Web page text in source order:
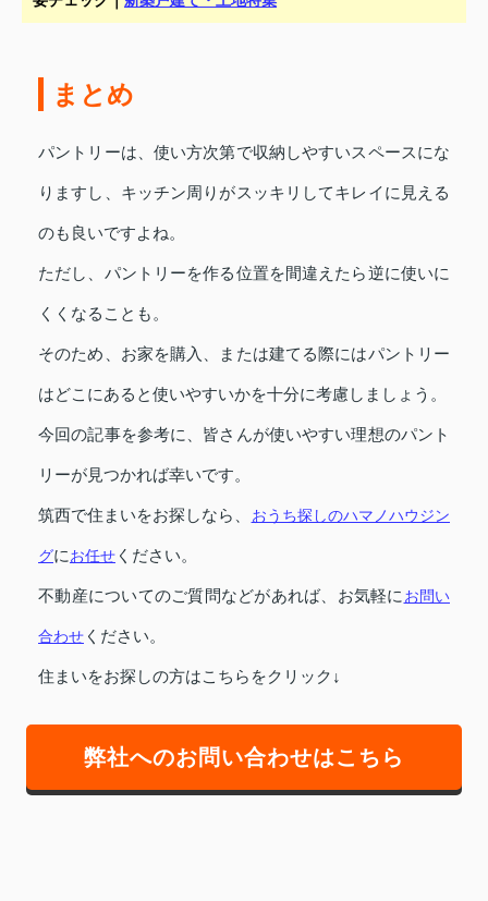
まとめ
パントリーは、使い方次第で収納しやすいスペースにな
りますし、キッチン周りがスッキリしてキレイに見える
のも良いですよね。
ただし、パントリーを作る位置を間違えたら逆に使いに
くくなることも。
そのため、お家を購入、または建てる際にはパントリー
はどこにあると使いやすいかを十分に考慮しましょう。
今回の記事を参考に、皆さんが使いやすい理想のパント
リーが見つかれば幸いです。
筑西で住まいをお探しなら、 おうち探しのハマノハウジン
グにお任せ ください。
不動産についてのご質問などがあれば、お気軽にお問い
合わせ ください。
住まいをお探しの方はこちらをクリック↓
弊社へのお問い合わせはこちら